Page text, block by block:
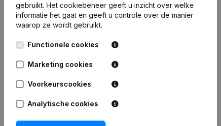
2025 2024 2023
vermogen
€ 5.746.938 €5.223.274
Personeel
gebruikt. Het cookiebeheer geeft u inzicht over welke
informatie het gaat en geeft u controle over de manier
waarop ze wordt gebruikt.
Functionele cookies
Marketing cookies
Voorkeurscookies
Analytische cookies